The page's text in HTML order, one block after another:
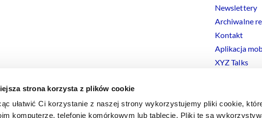
strona korzysta z plików cookie
ułatwić Ci korzystanie z naszej strony wykorzystujemy pliki cookie,
komputerze, telefonie komórkowym lub tablecie. Pliki te są
Newslettery
Archiwalne
Kontakt
Aplikacja
XYZ Talks